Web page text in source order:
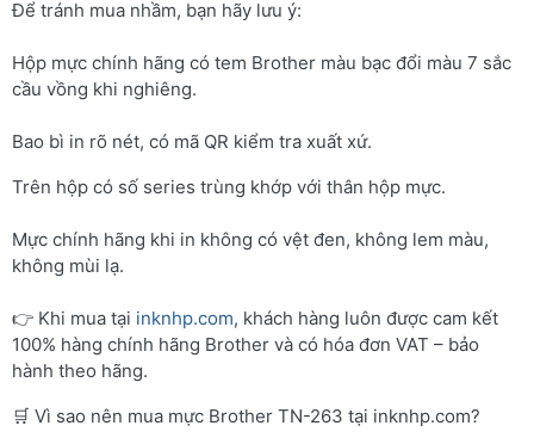
Để tránh mua nhầm, bạn hãy lưu ý:
Hộp mực chính hãng có tem Brother màu bạc đổi màu 7 sắc
cầu vồng khi nghiêng.
Bao bì in rõ nét, có mã QR kiểm tra xuất xứ.
Trên hộp có số series trùng khớp với thân hộp mực.
Mực chính hãng khi in không có vệt đen, không lem màu,
không mùi lạ.
👉 Khi mua tại inknhp.com, khách hàng luôn được cam kết
100% hàng chính hãng Brother và có hóa đơn VAT – bảo
hành theo hãng.
🛒 Vì sao nên mua mực Brother TN-263 tại inknhp.com?